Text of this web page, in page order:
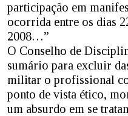
participação em
ocorrida entre os dias
2008…”
O Conselho de
sumário para excluir
militar o profissional
ponto de vista ético,
um absurdo em se